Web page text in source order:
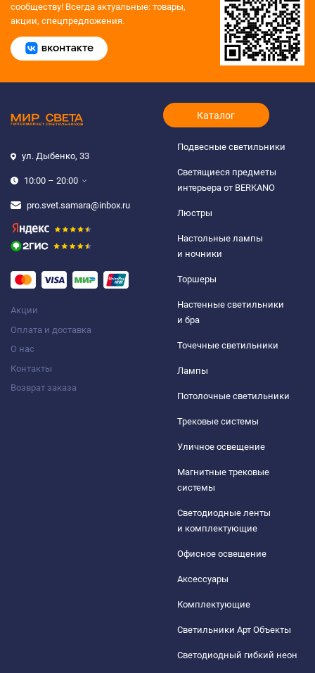
сообществу! Всегда актуальные: товары,
акции, спецпредложения.
ул. Дыбенко, 33
10:00 – 20:00
pro.svet.samara@inbox.ru
Акции
Оплата и доставка
О нас
Контакты
Возврат заказа
Каталог
Подвесные светильники
Светящиеся предметы
интерьера от BERKANO
Люстры
Настольные лампы
и ночники
Торшеры
Настенные светильники
и бра
Точечные светильники
Лампы
Потолочные светильники
Трековые системы
Уличное освещение
Магнитные трековые
системы
Светодиодные ленты
и комплектующие
Офисное освещение
Аксессуары
Комплектующие
Светильники Арт Объекты
Светодиодный гибкий неон